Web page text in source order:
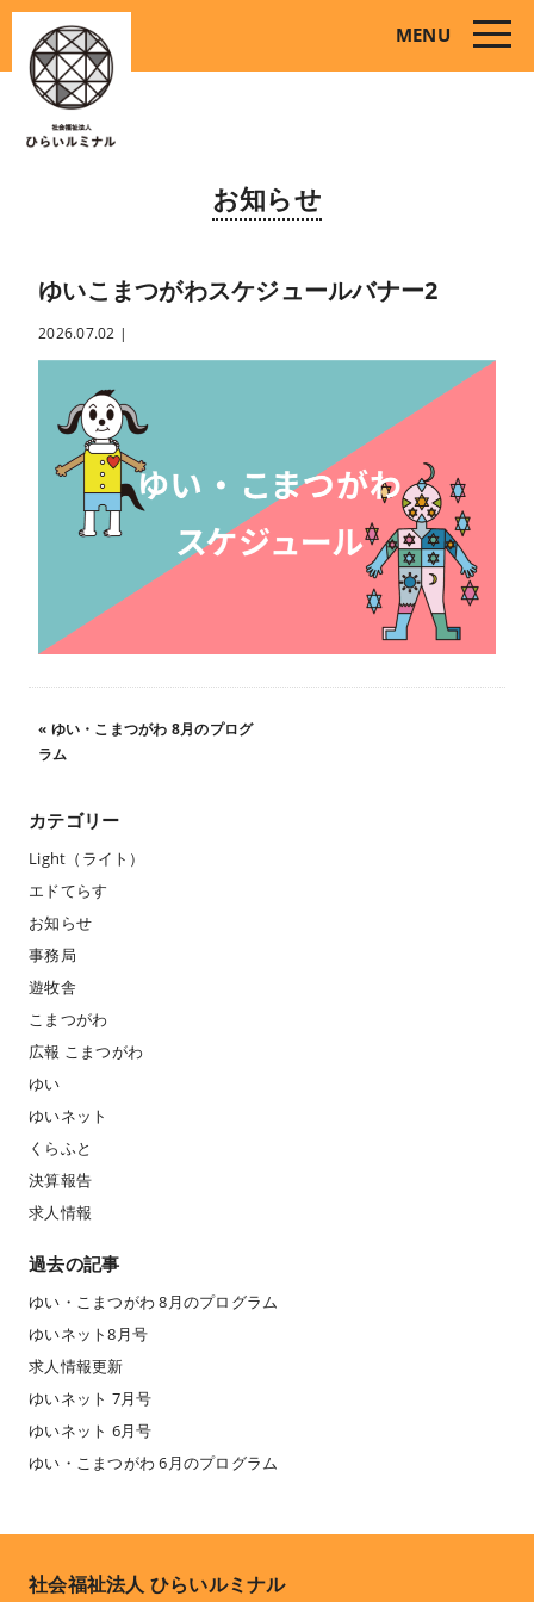
MENU
toggle
お知らせ
ゆいこまつがわスケジュールバナー2
2026.07.02 |
« ゆい・こまつがわ 8月のプログ
ラム
カテゴリー
Light（ライト）
エドてらす
お知らせ
事務局
遊牧舎
こまつがわ
広報 こまつがわ
ゆい
ゆいネット
くらふと
決算報告
求人情報
過去の記事
ゆい・こまつがわ 8月のプログラム
ゆいネット8月号
求人情報更新
ゆいネット 7月号
ゆいネット 6月号
ゆい・こまつがわ 6月のプログラム
社会福祉法人 ひらいルミナル